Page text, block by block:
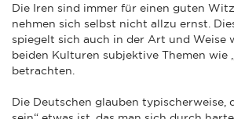
Die Iren sind immer für einen guten
nehmen sich selbst nicht allzu ernst.
spiegelt sich auch in der Art und Weise
beiden Kulturen subjektive Themen wie
betrachten.
Die Deutschen glauben typischerweise,